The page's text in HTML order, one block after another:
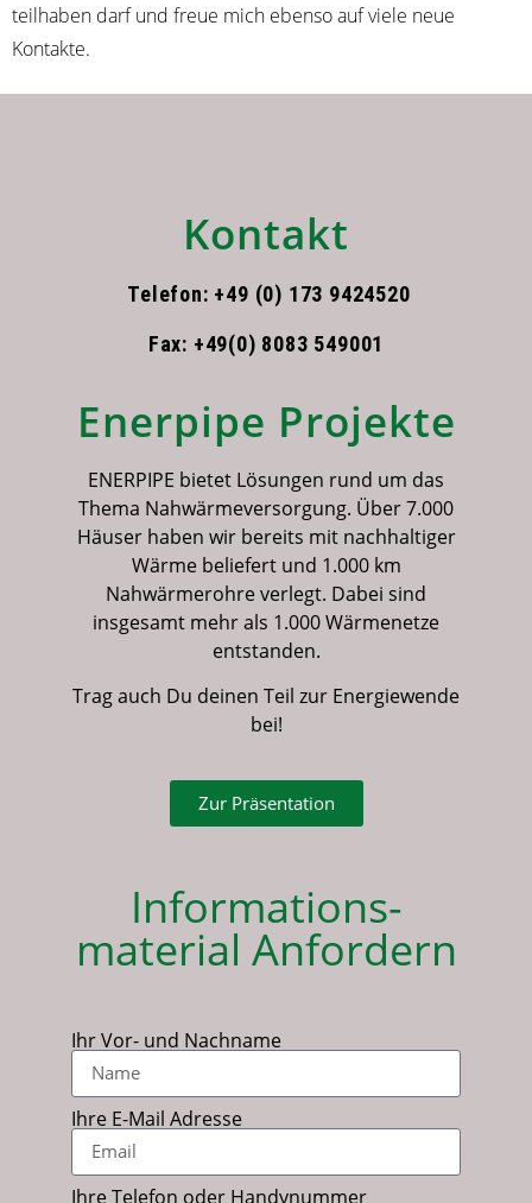
teilhaben darf und freue mich ebenso auf viele neue
Kontakte.
Kontakt
Telefon: +49 (0) 173 9424520
Fax: +49(0) 8083 549001
Enerpipe Projekte
ENERPIPE bietet Lösungen rund um das
Thema Nahwärmeversorgung. Über 7.000
Häuser haben wir bereits mit nachhaltiger
Wärme beliefert und 1.000 km
Nahwärmerohre verlegt. Dabei sind
insgesamt mehr als 1.000 Wärmenetze
entstanden.
Trag auch Du deinen Teil zur Energiewende
bei!
Zur Präsentation
Informations-
material Anfordern
Ihr Vor- und Nachname
Ihre E-Mail Adresse
Ihre Telefon oder Handynummer